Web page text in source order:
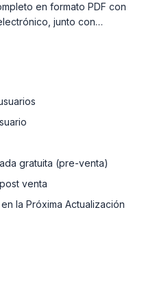
en formato PDF con
junto con
nuestros analistas. Para
la tabla de precios a
gratuita (pre-venta)
venta
la Próxima Actualización